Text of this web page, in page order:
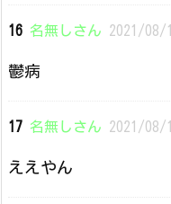
16 名無しさん 2021/
鬱病
17 名無しさん 2021/
ええやん